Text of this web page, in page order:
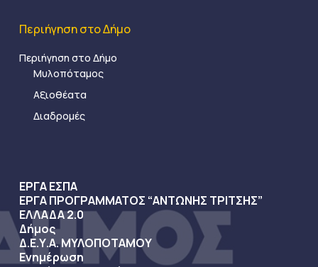
Περιήγηση στο Δήμο
Περιήγηση στο Δήμο
Μυλοπόταμος
Αξιοθέατα
Διαδρομές
ΕΡΓΑ ΕΣΠΑ
ΕΡΓΑ ΠΡΟΓΡΑΜΜΑΤΟΣ “ΑΝΤΩΝΗΣ ΤΡΙΤΣΗΣ”
ΕΛΛΑΔΑ 2.0
Δήμος
Δ.Ε.Υ.Α. ΜΥΛΟΠΟΤΑΜΟΥ
Ενημέρωση